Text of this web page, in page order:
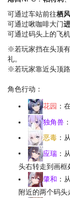
可通过车站前往栖
可通过啾咖啡大门
可通过码头上的飞
※若玩家挡在头顶
礼。
※若玩家靠近头顶
角色行动：
花园 ：
独角兽
恶毒 ：
应瑞 ：
头右转走到画框
肇和 ：
附近的两个码头